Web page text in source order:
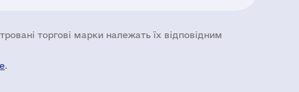
торгові марки належать їх відповідним
.